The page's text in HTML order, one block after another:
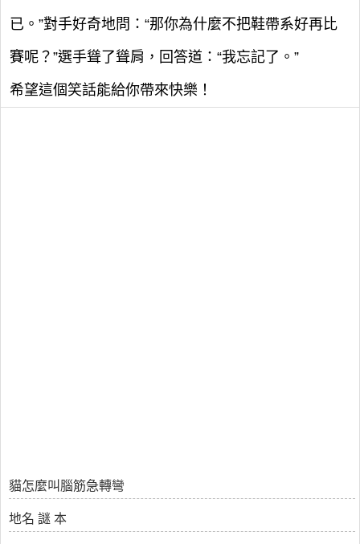
已。”對手好奇地問：“那你為什麼不把鞋帶系好再比
賽呢？”選手聳了聳肩，回答道：“我忘記了。”
希望這個笑話能給你帶來快樂！
貓怎麼叫腦筋急轉彎
地名 謎 本